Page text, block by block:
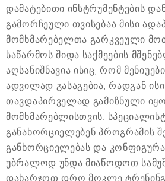
დამატებითი ინსტრუმენტების
გამორჩეული თვისებაა მისი
მომხმარებელთა გარკვეული
საწარმოს შიდა საქმეების
აღსანიშნავია ისიც, რომ
ადვილად გასაგებია, რადგან
თავდაპირველად გამიზნული
მომხმარებლისთვის.
განახორციელებენ პროგრამის
განხორციელებას და
უბრალოდ უნდა მიაწოდოთ
დახარჯოთ დრო მოკლე